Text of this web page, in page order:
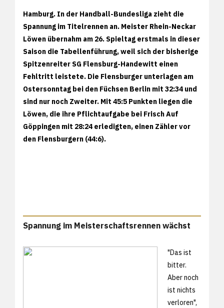
Hamburg. In der Handball-Bundesliga zieht die
Spannung im Titelrennen an. Meister Rhein-Neckar
Löwen übernahm am 26. Spieltag erstmals in dieser
Saison die Tabellenführung, weil sich der bisherige
Spitzenreiter SG Flensburg-Handewitt einen
Fehltritt leistete. Die Flensburger unterlagen am
Ostersonntag bei den Füchsen Berlin mit 32:34 und
sind nur noch Zweiter. Mit 45:5 Punkten liegen die
Löwen, die ihre Pflichtaufgabe bei Frisch Auf
Göppingen mit 28:24 erledigten, einen Zähler vor
den Flensburgern (44:6).
Spannung im Meisterschaftsrennen wächst
"Das ist
bitter.
Aber noch
ist nichts
verloren",